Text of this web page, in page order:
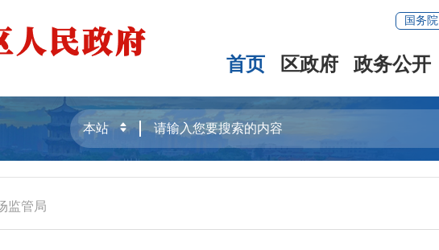
国务院
首页 区政府 政务公开
监管局